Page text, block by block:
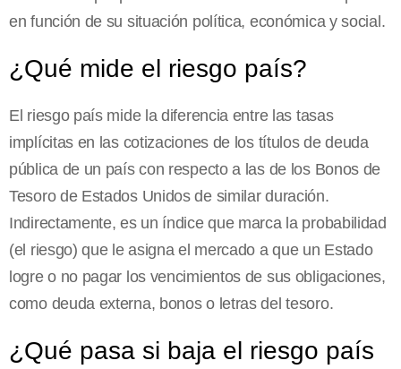
en función de su situación política, económica y social.
¿Qué mide el riesgo país?
El riesgo país mide la diferencia entre las tasas
implícitas en las cotizaciones de los títulos de deuda
pública de un país con respecto a las de los Bonos de
Tesoro de Estados Unidos de similar duración.
Indirectamente, es un índice que marca la probabilidad
(el riesgo) que le asigna el mercado a que un Estado
logre o no pagar los vencimientos de sus obligaciones,
como deuda externa, bonos o letras del tesoro.
¿Qué pasa si baja el riesgo país